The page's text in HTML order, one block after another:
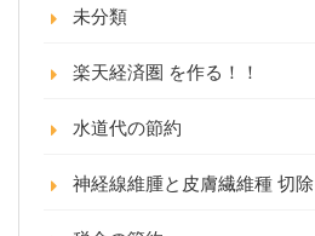
未分類
楽天経済圏 を作る！！
水道代の節約
神経線維腫と皮膚繊維種 切除